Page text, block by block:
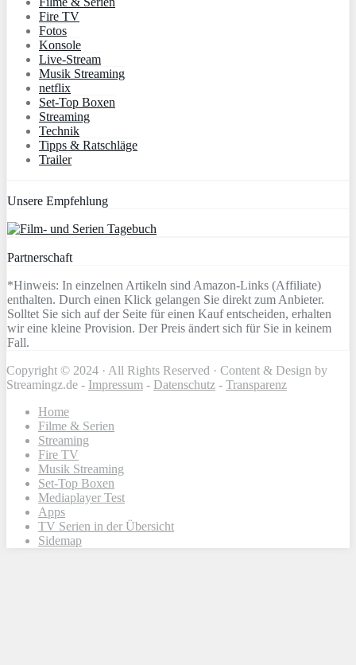
Fire TV
Fotos
Konsole
Live-Stream
Musik Streaming
netflix
Set-Top Boxen
Streaming
Technik
Tipps & Ratschläge
Trailer
Unsere Empfehlung
Partnerschaft
*Hinweis: In einzelnen Artikeln sind Amazon-Links (Affiliate)
enthalten. Durch einen Klick gelangen Sie direkt zum Anbieter.
Solltet Sie sich auf der Seite für einen Kauf entscheiden, erhalten
wir eine kleine Provision. Der Preis ändert sich für Sie in keinem
Fall.
Copyright © 2024 · All Rights Reserved · Content & Design by
Streamingz.de - Impressum - Datenschutz - Transparenz
Home
Filme & Serien
Streaming
Fire TV
Musik Streaming
Set-Top Boxen
Mediaplayer Test
Apps
TV Serien in der Übersicht
Sidemap